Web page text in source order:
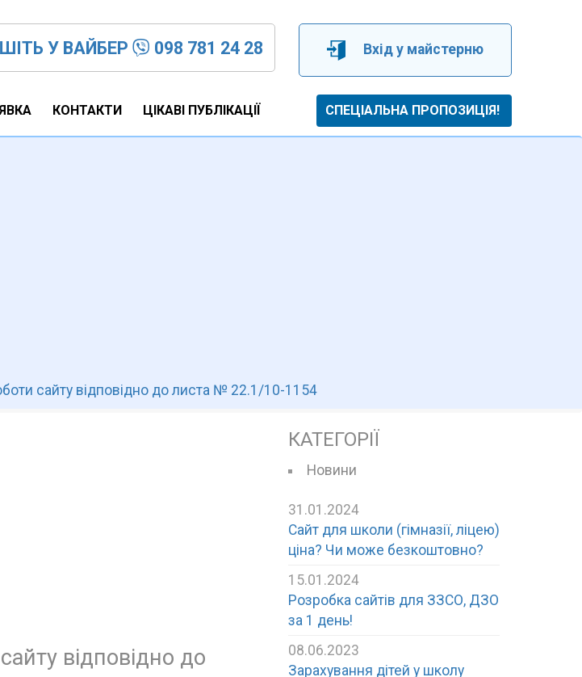
Вхід у майстерню
У ВАЙБЕР 098 781 24 28
КОНТАКТИ ЦІКАВІ ПУБЛІКАЦІЇ СПЕЦІАЛЬНА ПРОПОЗИЦІЯ!
сайту відповідно до листа № 22.1/10-1154
відповідно до
КАТЕГОРІЇ
Новини
31.01.2024
Сайт для школи (гімназії, ліцею)
ціна? Чи може безкоштовно?
15.01.2024
Розробка сайтів для ЗЗСО, ДЗО
за 1 день!
08.06.2023
Зарахування дітей у школу